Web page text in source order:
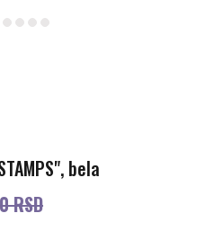
bela
RSD